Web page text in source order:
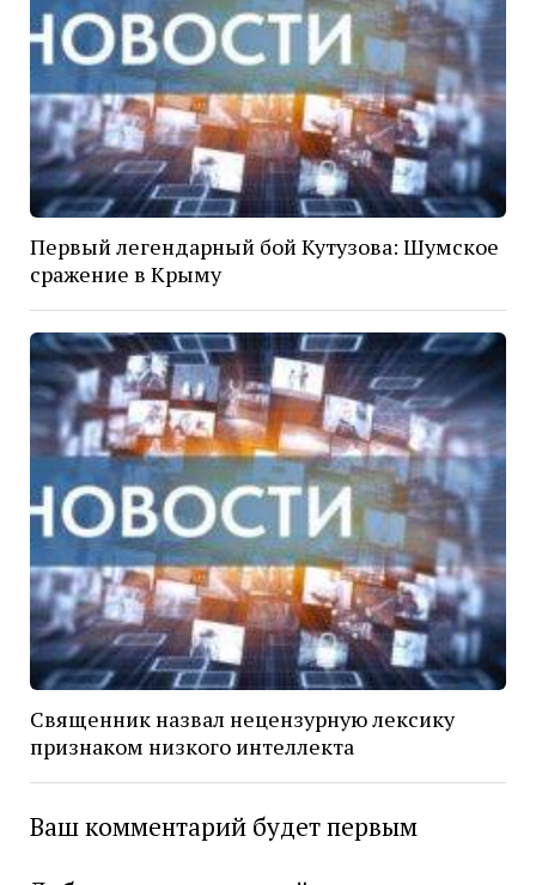
Первый легендарный бой Кутузова: Шумское
сражение в Крыму
Священник назвал нецензурную лексику
признаком низкого интеллекта
Ваш комментарий будет первым